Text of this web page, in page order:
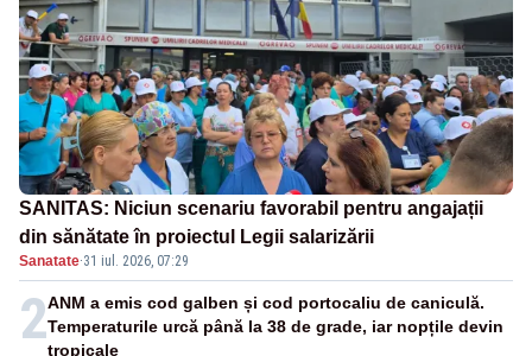
SANITAS: Niciun scenariu favorabil pentru angajații
din sănătate în proiectul Legii salarizării
Sanatate·31 iul. 2026, 07:29
2ANM a emis cod galben și cod portocaliu de caniculă.
Temperaturile urcă până la 38 de grade, iar nopțile devin
tropicale